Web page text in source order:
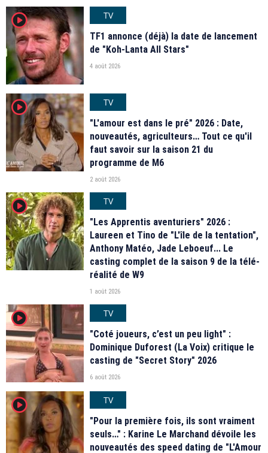
player2
TV
TF1 annonce (déjà) la date de lancement
de "Koh-Lanta All Stars"
4 août 2026
player2
TV
"L'amour est dans le pré" 2026 : Date,
nouveautés, agriculteurs… Tout ce qu'il
faut savoir sur la saison 21 du
programme de M6
2 août 2026
player2
TV
"Les Apprentis aventuriers" 2026 :
Laureen et Tino de "L'île de la tentation",
Anthony Matéo, Jade Leboeuf... Le
casting complet de la saison 9 de la télé-
réalité de W9
1 août 2026
player2
TV
"Coté joueurs, c’est un peu light" :
Dominique Duforest (La Voix) critique le
casting de "Secret Story" 2026
6 août 2026
player2
TV
"Pour la première fois, ils sont vraiment
seuls…" : Karine Le Marchand dévoile les
nouveautés des speed dating de "L'Amour